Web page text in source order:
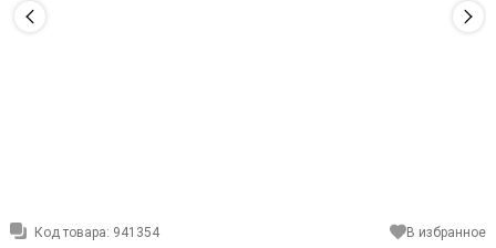
Код товара: 941354 В избранное